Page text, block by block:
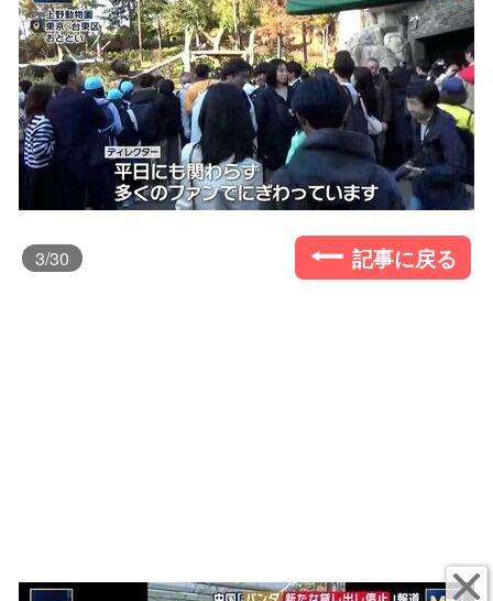
3/30 記事に戻る